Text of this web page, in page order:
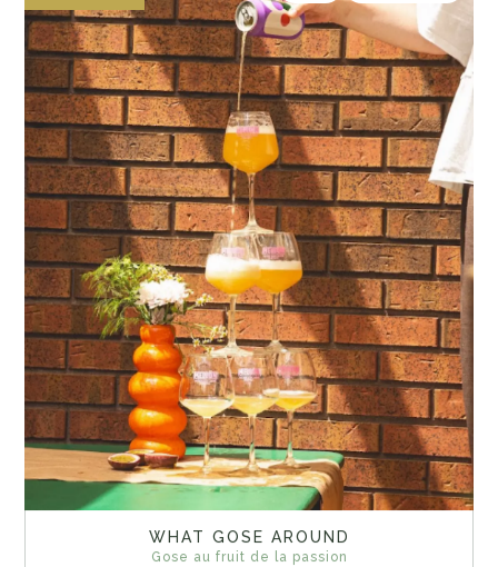
WHAT GOSE AROUND
Gose au fruit de la passion